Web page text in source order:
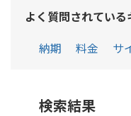
よく質問されてい
納期
料金 サ
検索結果